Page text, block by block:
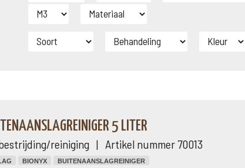
5 LITER
reiniging | Artikel nummer 70013
BIONYX BUITENAANSLAGREINIGER